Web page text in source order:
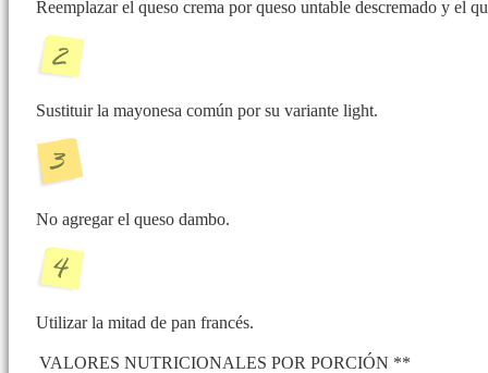
Reemplazar el queso crema por queso untable descremado y el
Sustituir la mayonesa común por su variante light.
No agregar el queso dambo.
Utilizar la mitad de pan francés.
VALORES NUTRICIONALES POR PORCIÓN **